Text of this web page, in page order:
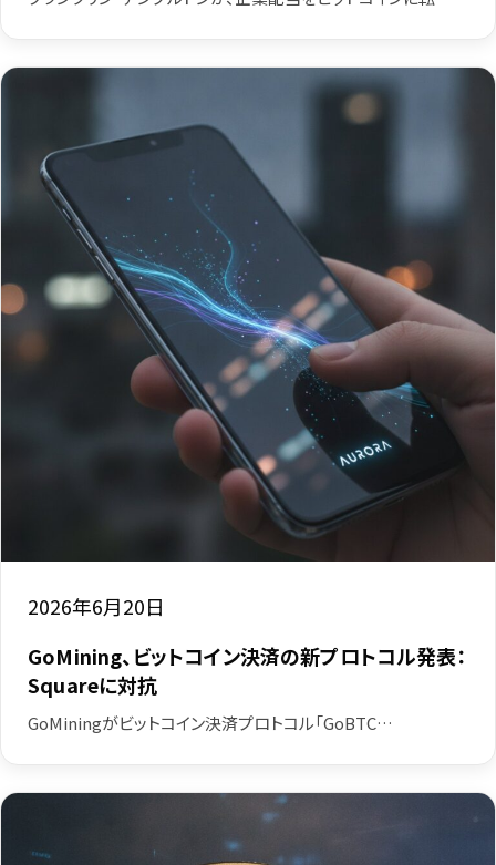
2026年6月20日
GoMining、ビットコイン決済の新プロトコル発表：
Squareに対抗
GoMiningがビットコイン決済プロトコル「GoBTC…